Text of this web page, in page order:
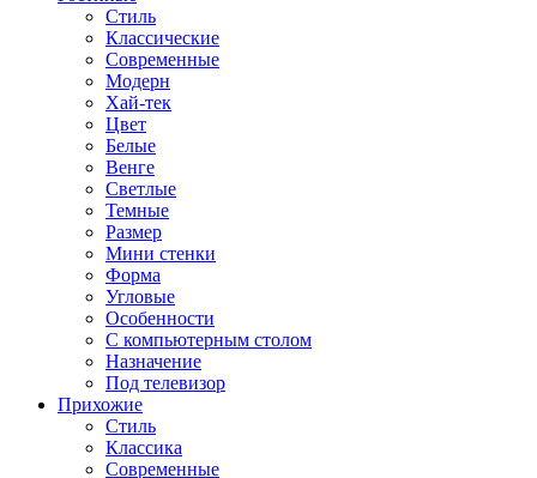
Стиль
Классические
Современные
Модерн
Хай-тек
Цвет
Белые
Венге
Светлые
Темные
Размер
Мини стенки
Форма
Угловые
Особенности
С компьютерным столом
Назначение
Под телевизор
Прихожие
Стиль
Классика
Современные